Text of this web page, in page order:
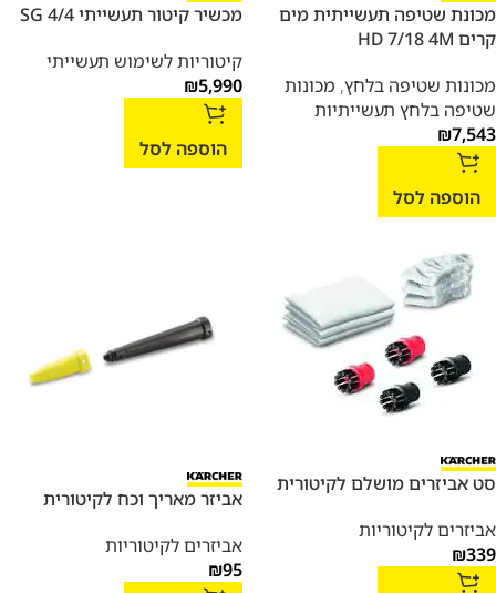
מכונת שטיפה תעשייתית מים
קרים HD 7/18 4M
מכונות שטיפה בלחץ, מכונות
שטיפה בלחץ תעשייתיות
₪7,543
הוספה לסל
מכשיר קיטור תעשייתי SG 4/4
קיטוריות לשימוש תעשייתי
₪5,990
הוספה לסל
סט אביזרים מושלם לקיטורית
אביזרים לקיטוריות
₪339
אביזר מאריך וכח לקיטורית
אביזרים לקיטוריות
₪95